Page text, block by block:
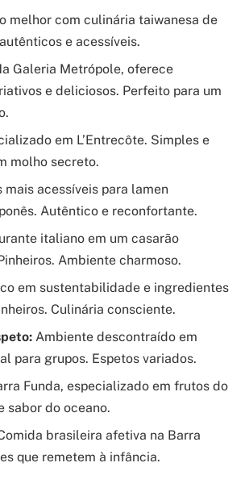
melhor com culinária taiwanesa de
e acessíveis.
Galeria Metrópole, oferece
e deliciosos. Perfeito para um
em L’Entrecôte. Simples e
molho secreto.
mais acessíveis para lamen
Autêntico e reconfortante.
italiano em um casarão
Ambiente charmoso.
em sustentabilidade e ingredientes
Culinária consciente.
Ambiente descontraído em
para grupos. Espetos variados.
Funda, especializado em frutos do
sabor do oceano.
brasileira afetiva na Barra
que remetem à infância.